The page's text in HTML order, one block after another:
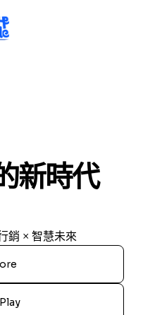
新時代
銷 × 智慧未來